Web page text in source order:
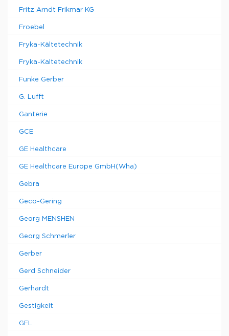
Fritz Arndt Frikmar KG
Froebel
Fryka-Kältetechnik
Fryka-Kaltetechnik
Funke Gerber
G. Lufft
Ganterie
GCE
GE Healthcare
GE Healthcare Europe GmbH(Wha)
Gebra
Geco-Gering
Georg MENSHEN
Georg Schmerler
Gerber
Gerd Schneider
Gerhardt
Gestigkeit
GFL